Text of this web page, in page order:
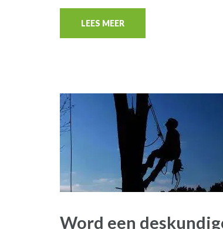
LEES MEER
Word een